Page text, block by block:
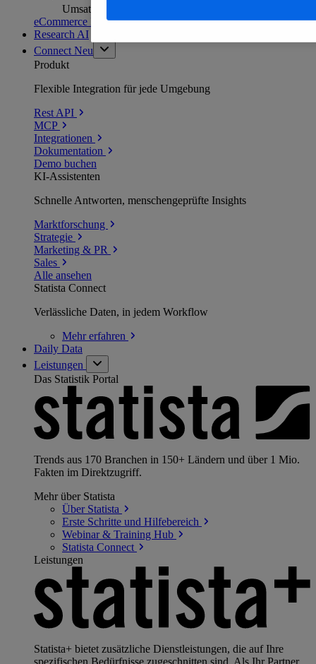
Umsatzanalysen und -prognosen
eCommerce Insights entdecken
Research AI
Connect Neu
Produkt
Flexible Integration für jede Umgebung
Rest API
MCP
Integrationen
Dokumentation
Demo buchen
KI-Assistenten
Schnelle Antworten, menschengeprüfte Insights
Marktforschung
Strategie
Marketing & PR
Sales
Alle ansehen
Statista Connect
Verlässliche Daten, in jedem Workflow
Mehrerfahren
Daily Data
Leistungen
Das Statistik Portal
Trends aus 170 Branchen in 150+ Ländern und über 1 Mio.
Fakten im Direktzugriff.
Mehr über Statista
Über Statista
Erste Schritte und Hilfebereich
Webinar & Training Hub
Statista Connect
Leistungen
Statista+ bietet zusätzliche Dienstleistungen, die auf Ihre
spezifischen Bedürfnisse zugeschnitten sind. Als Ihr Partner